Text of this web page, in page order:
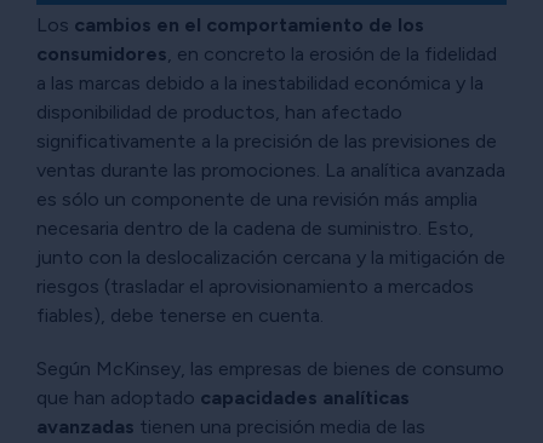
Los cambios en el comportamiento de los
consumidores, en concreto la erosión de la fidelidad
a las marcas debido a la inestabilidad económica y la
disponibilidad de productos, han afectado
significativamente a la precisión de las previsiones de
ventas durante las promociones. La analítica avanzada
es sólo un componente de una revisión más amplia
necesaria dentro de la cadena de suministro. Esto,
junto con la deslocalización cercana y la mitigación de
riesgos (trasladar el aprovisionamiento a mercados
fiables), debe tenerse en cuenta.
Según McKinsey, las empresas de bienes de consumo
que han adoptado capacidades analíticas
avanzadas tienen una precisión media de las